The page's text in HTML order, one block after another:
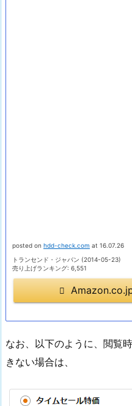
posted on hdd-check.com at 16.07.26
トランセンド・ジャパン (2014-05-23)
売り上げランキング: 6,551
なお、以下のように、閲覧
きない場合は、